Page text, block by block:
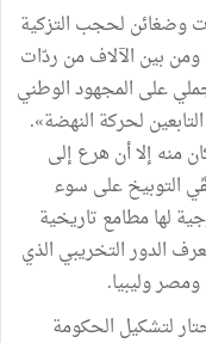
وضغائن لحجب التزكية
بين الآلاف من ردّات
على المجهود الوطني
لحركة النهضة».
منه إلا أن هرع إلى
التوبيخ على سوء
لها مطامع تاريخية
الدور التخريبي الذي
ومصر وليبيا.
لتشكيل الحكومة